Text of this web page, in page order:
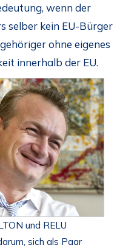
wenn der
selber kein EU-Bürger
ohne eigenes
innerhalb der EU.
und RELU
sich als Paar